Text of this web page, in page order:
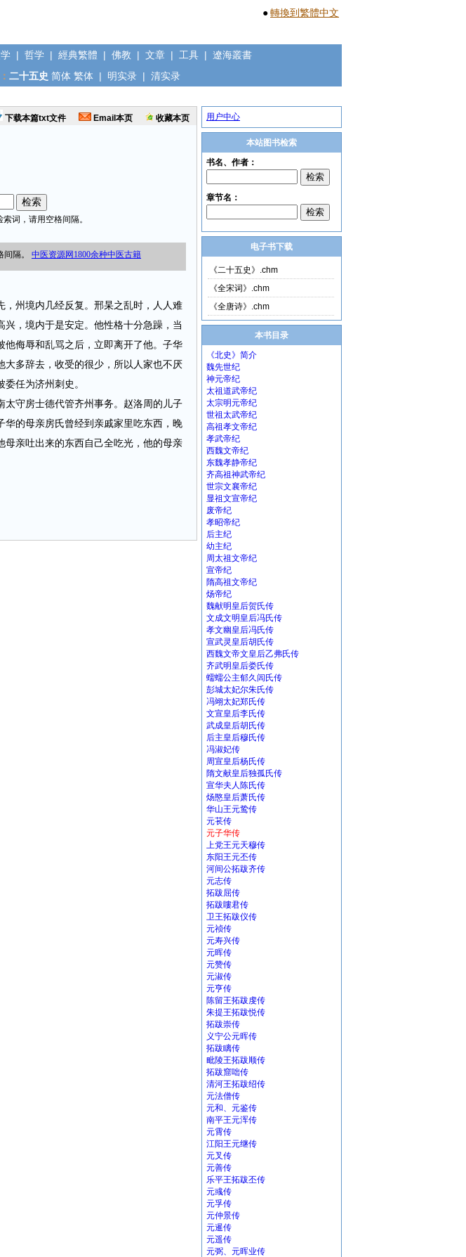
●轉換到繁體中文
| 哲学 | 經典繁體 | 佛教 | 文章 | 工具 | 遼海叢書
二十五史 简体 繁体 | 明实录 | 清实录
下载本篇txt文件 Email本页 收藏本页
州境内几经反复。邢杲之乱时，人人难
，境内于是安定。他性格十分急躁，当
侮辱和乱骂之后，立即离开了他。子华
多辞去，收受的很少，所以人家也不厌
任为济州刺史。
守房士德代管齐州事务。赵洛周的儿子
的母亲房氏曾经到亲戚家里吃东西，晚
母亲吐出来的东西自己全吃光，他的母亲
用户中心
本站图书检索
电子书下载
《二十五史》.chm
《全宋词》.chm
《全唐诗》.chm
本书目录
《北史》简介
魏先世纪
神元帝纪
太祖道武帝纪
太宗明元帝纪
世祖太武帝纪
高祖孝文帝纪
孝武帝纪
西魏文帝纪
东魏孝静帝纪
齐高祖神武帝纪
世宗文襄帝纪
显祖文宣帝纪
废帝纪
孝昭帝纪
后主纪
幼主纪
周太祖文帝纪
宣帝纪
隋高祖文帝纪
炀帝纪
魏献明皇后贺氏传
文成文明皇后冯氏传
孝文幽皇后冯氏传
宣武灵皇后胡氏传
西魏文帝文皇后乙弗氏传
齐武明皇后娄氏传
蠕蠕公主郁久闾氏传
彭城太妃尔朱氏传
冯翊太妃郑氏传
文宣皇后李氏传
武成皇后胡氏传
后主皇后穆氏传
冯淑妃传
周宣皇后杨氏传
隋文献皇后独孤氏传
宣华夫人陈氏传
炀愍皇后萧氏传
华山王元鸷传
元苌传
元子华传
上党王元天穆传
东阳王元丕传
河间公拓跋齐传
元志传
拓跋屈传
拓跋瞜君传
卫王拓跋仪传
元祯传
元寿兴传
元晖传
元赞传
元淑传
元亨传
陈留王拓跋虔传
朱提王拓跋悦传
拓跋崇传
义宁公元晖传
拓跋瞝传
毗陵王拓跋顺传
拓跋窟咄传
清河王拓跋绍传
元法僧传
元和、元鉴传
南平王元浑传
元霄传
江阳王元继传
元叉传
元善传
乐平王拓跋丕传
元彧传
元孚传
元仲景传
元暹传
元遥传
元弼、元晖业传